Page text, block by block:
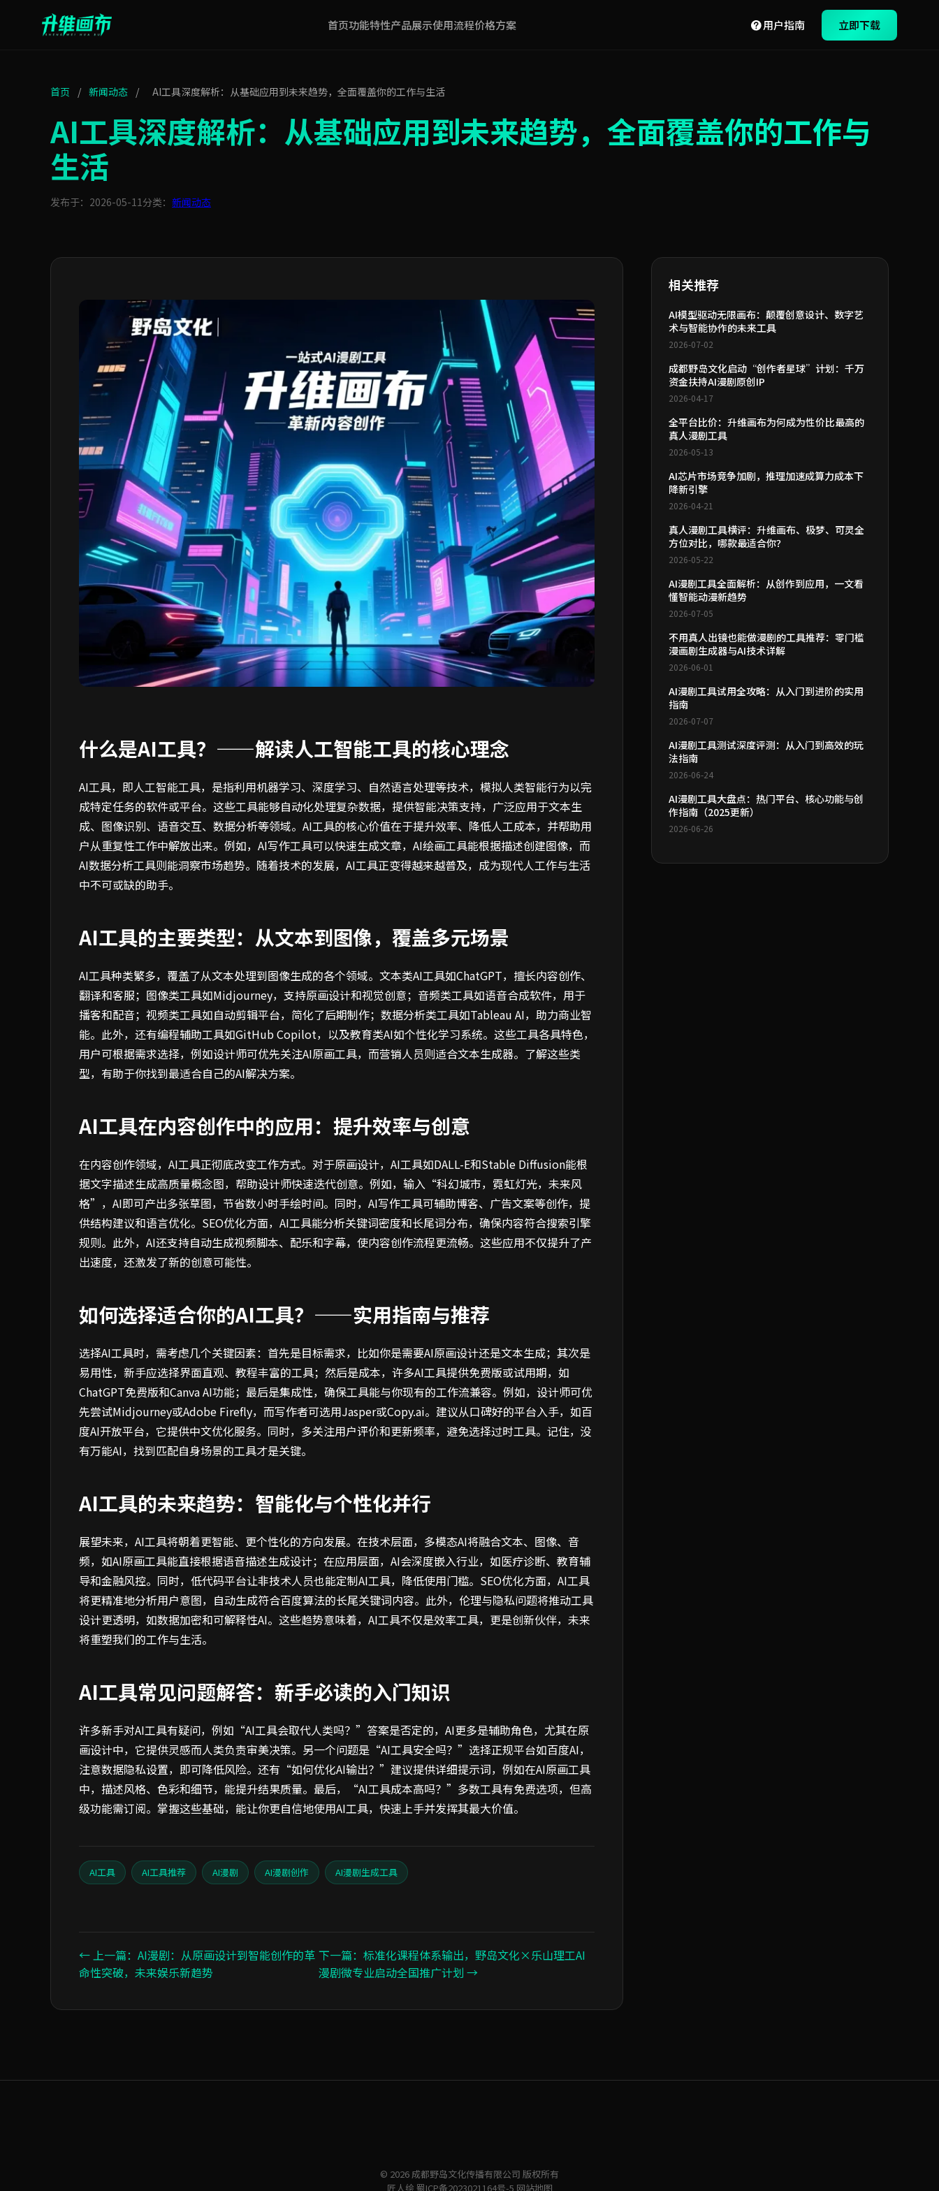
首页功能特性产品展示使用流程价格方案 用户指南 立即下载
首页 / 新闻动态 / AI工具深度解析：从基础应用到未来趋势，全面覆盖你的工作与生活
AI工具深度解析：从基础应用到未来趋势，全面覆盖你的工作与
生活
发布于：2026-05-11分类： 新闻动态
什么是AI工具？——解读人工智能工具的核心理念
AI工具，即人工智能工具，是指利用机器学习、深度学习、自然语言处理等技术，模拟人类智能行为以完
成特定任务的软件或平台。这些工具能够自动化处理复杂数据，提供智能决策支持，广泛应用于文本生
成、图像识别、语音交互、数据分析等领域。AI工具的核心价值在于提升效率、降低人工成本，并帮助用
户从重复性工作中解放出来。例如，AI写作工具可以快速生成文章，AI绘画工具能根据描述创建图像，而
AI数据分析工具则能洞察市场趋势。随着技术的发展，AI工具正变得越来越普及，成为现代人工作与生活
中不可或缺的助手。
AI工具的主要类型：从文本到图像，覆盖多元场景
AI工具种类繁多，覆盖了从文本处理到图像生成的各个领域。文本类AI工具如ChatGPT，擅长内容创作、
翻译和客服；图像类工具如Midjourney，支持原画设计和视觉创意；音频类工具如语音合成软件，用于
播客和配音；视频类工具如自动剪辑平台，简化了后期制作；数据分析类工具如Tableau AI，助力商业智
能。此外，还有编程辅助工具如GitHub Copilot，以及教育类AI如个性化学习系统。这些工具各具特色，
用户可根据需求选择，例如设计师可优先关注AI原画工具，而营销人员则适合文本生成器。了解这些类
型，有助于你找到最适合自己的AI解决方案。
AI工具在内容创作中的应用：提升效率与创意
在内容创作领域，AI工具正彻底改变工作方式。对于原画设计，AI工具如DALL-E和Stable Diffusion能根
据文字描述生成高质量概念图，帮助设计师快速迭代创意。例如，输入“科幻城市，霓虹灯光，未来风
格”，AI即可产出多张草图，节省数小时手绘时间。同时，AI写作工具可辅助博客、广告文案等创作，提
供结构建议和语言优化。SEO优化方面，AI工具能分析关键词密度和长尾词分布，确保内容符合搜索引擎
规则。此外，AI还支持自动生成视频脚本、配乐和字幕，使内容创作流程更流畅。这些应用不仅提升了产
出速度，还激发了新的创意可能性。
如何选择适合你的AI工具？——实用指南与推荐
选择AI工具时，需考虑几个关键因素：首先是目标需求，比如你是需要AI原画设计还是文本生成；其次是
易用性，新手应选择界面直观、教程丰富的工具；然后是成本，许多AI工具提供免费版或试用期，如
ChatGPT免费版和Canva AI功能；最后是集成性，确保工具能与你现有的工作流兼容。例如，设计师可优
先尝试Midjourney或Adobe Firefly，而写作者可选用Jasper或Copy.ai。建议从口碑好的平台入手，如百
度AI开放平台，它提供中文优化服务。同时，多关注用户评价和更新频率，避免选择过时工具。记住，没
有万能AI，找到匹配自身场景的工具才是关键。
AI工具的未来趋势：智能化与个性化并行
展望未来，AI工具将朝着更智能、更个性化的方向发展。在技术层面，多模态AI将融合文本、图像、音
频，如AI原画工具能直接根据语音描述生成设计；在应用层面，AI会深度嵌入行业，如医疗诊断、教育辅
导和金融风控。同时，低代码平台让非技术人员也能定制AI工具，降低使用门槛。SEO优化方面，AI工具
将更精准地分析用户意图，自动生成符合百度算法的长尾关键词内容。此外，伦理与隐私问题将推动工具
设计更透明，如数据加密和可解释性AI。这些趋势意味着，AI工具不仅是效率工具，更是创新伙伴，未来
将重塑我们的工作与生活。
AI工具常见问题解答：新手必读的入门知识
许多新手对AI工具有疑问，例如“AI工具会取代人类吗？”答案是否定的，AI更多是辅助角色，尤其在原
画设计中，它提供灵感而人类负责审美决策。另一个问题是“AI工具安全吗？”选择正规平台如百度AI，
注意数据隐私设置，即可降低风险。还有“如何优化AI输出？”建议提供详细提示词，例如在AI原画工具
中，描述风格、色彩和细节，能提升结果质量。最后，“AI工具成本高吗？”多数工具有免费选项，但高
级功能需订阅。掌握这些基础，能让你更自信地使用AI工具，快速上手并发挥其最大价值。
AI工具 AI工具推荐 AI漫剧 AI漫剧创作 AI漫剧生成工具
← 上一篇：AI漫剧：从原画设计到智能创作的革
命性突破，未来娱乐新趋势
下一篇：标准化课程体系输出，野岛文化×乐山理工AI
漫剧微专业启动全国推广计划 →
相关推荐
AI模型驱动无限画布：颠覆创意设计、数字艺
术与智能协作的未来工具
2026-07-02
成都野岛文化启动“创作者星球”计划：千万
资金扶持AI漫剧原创IP
2026-04-17
全平台比价：升维画布为何成为性价比最高的
真人漫剧工具
2026-05-13
AI芯片市场竞争加剧，推理加速成算力成本下
降新引擎
2026-04-21
真人漫剧工具横评：升维画布、极梦、可灵全
方位对比，哪款最适合你？
2026-05-22
AI漫剧工具全面解析：从创作到应用，一文看
懂智能动漫新趋势
2026-07-05
不用真人出镜也能做漫剧的工具推荐：零门槛
漫画剧生成器与AI技术详解
2026-06-01
AI漫剧工具试用全攻略：从入门到进阶的实用
指南
2026-07-07
AI漫剧工具测试深度评测：从入门到高效的玩
法指南
2026-06-24
AI漫剧工具大盘点：热门平台、核心功能与创
作指南（2025更新）
2026-06-26
© 2026 成都野岛文化传播有限公司 版权所有
匠人绘 蜀ICP备2023021164号-5 网站地图